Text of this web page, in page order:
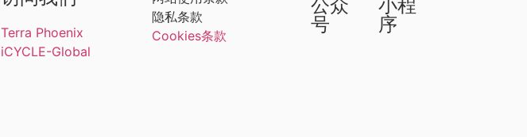
Terra Phoenix
iCYCLE-Global
隐私条款
Cookies条款
公众
号
小程
序